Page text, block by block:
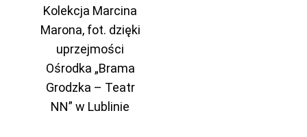
Kolekcja Marcina
Marona, fot. dzięki
uprzejmości
Ośrodka „Brama
Grodzka – Teatr
NN” w Lublinie